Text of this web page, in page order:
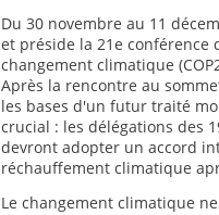
Du 30 novembre au 11
et préside la 21e conférence
changement climatique
Après la rencontre au
les bases d'un futur traité
crucial : les délégations des
devront adopter un accord
réchauffement climatique
Le changement climatique